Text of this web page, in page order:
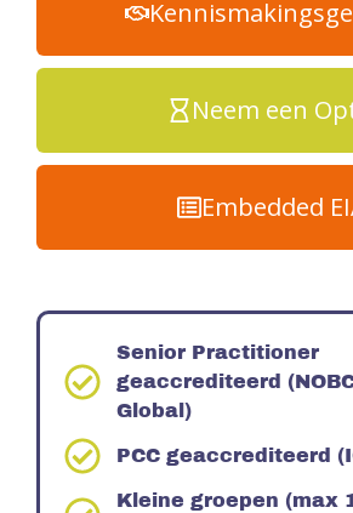
Neem een
Embedded
Senior Practitioner
geaccrediteerd
Global)
PCC geaccrediteerd
Kleine groepen (max